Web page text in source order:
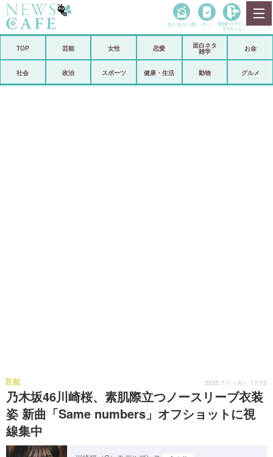
政治
当たる占い師 占い 登録• ログイン
マイルーム
TOP 芸能 女性 恋愛
面白ネタ
雑学
お金
社会 政治 スポーツ 健康・生活 動物 グルメ
乃木坂46川崎桜、素肌際立つノースリーブ衣装
姿 新曲「Same numbers」オフショットに視
線集中
芸能 2025.7.1（火） 17:15